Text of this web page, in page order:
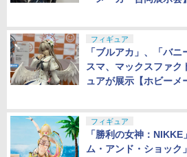
フィギュア
「ブルアカ」、「バ
スマ、マックスファク
ュアが展示【ホビーメ
フィギュア
「勝利の女神：
ム・アンド・ショック